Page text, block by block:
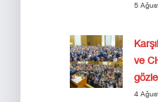
5
ve
4